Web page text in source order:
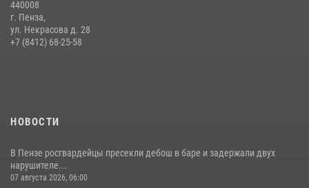
Начальник Управления Росгвардии по Пензенской области Павел
Пучков посетил 55-й Всероссийский Лермонтовский праздник
440008
г. Пенза,
ул. Некрасова д. 28
+7 (8412) 68-25-58
НОВОСТИ
В Пензе росгвардейцы пресекли дебош в баре и задержали двух
нарушителе...
07 августа 2026, 06:00